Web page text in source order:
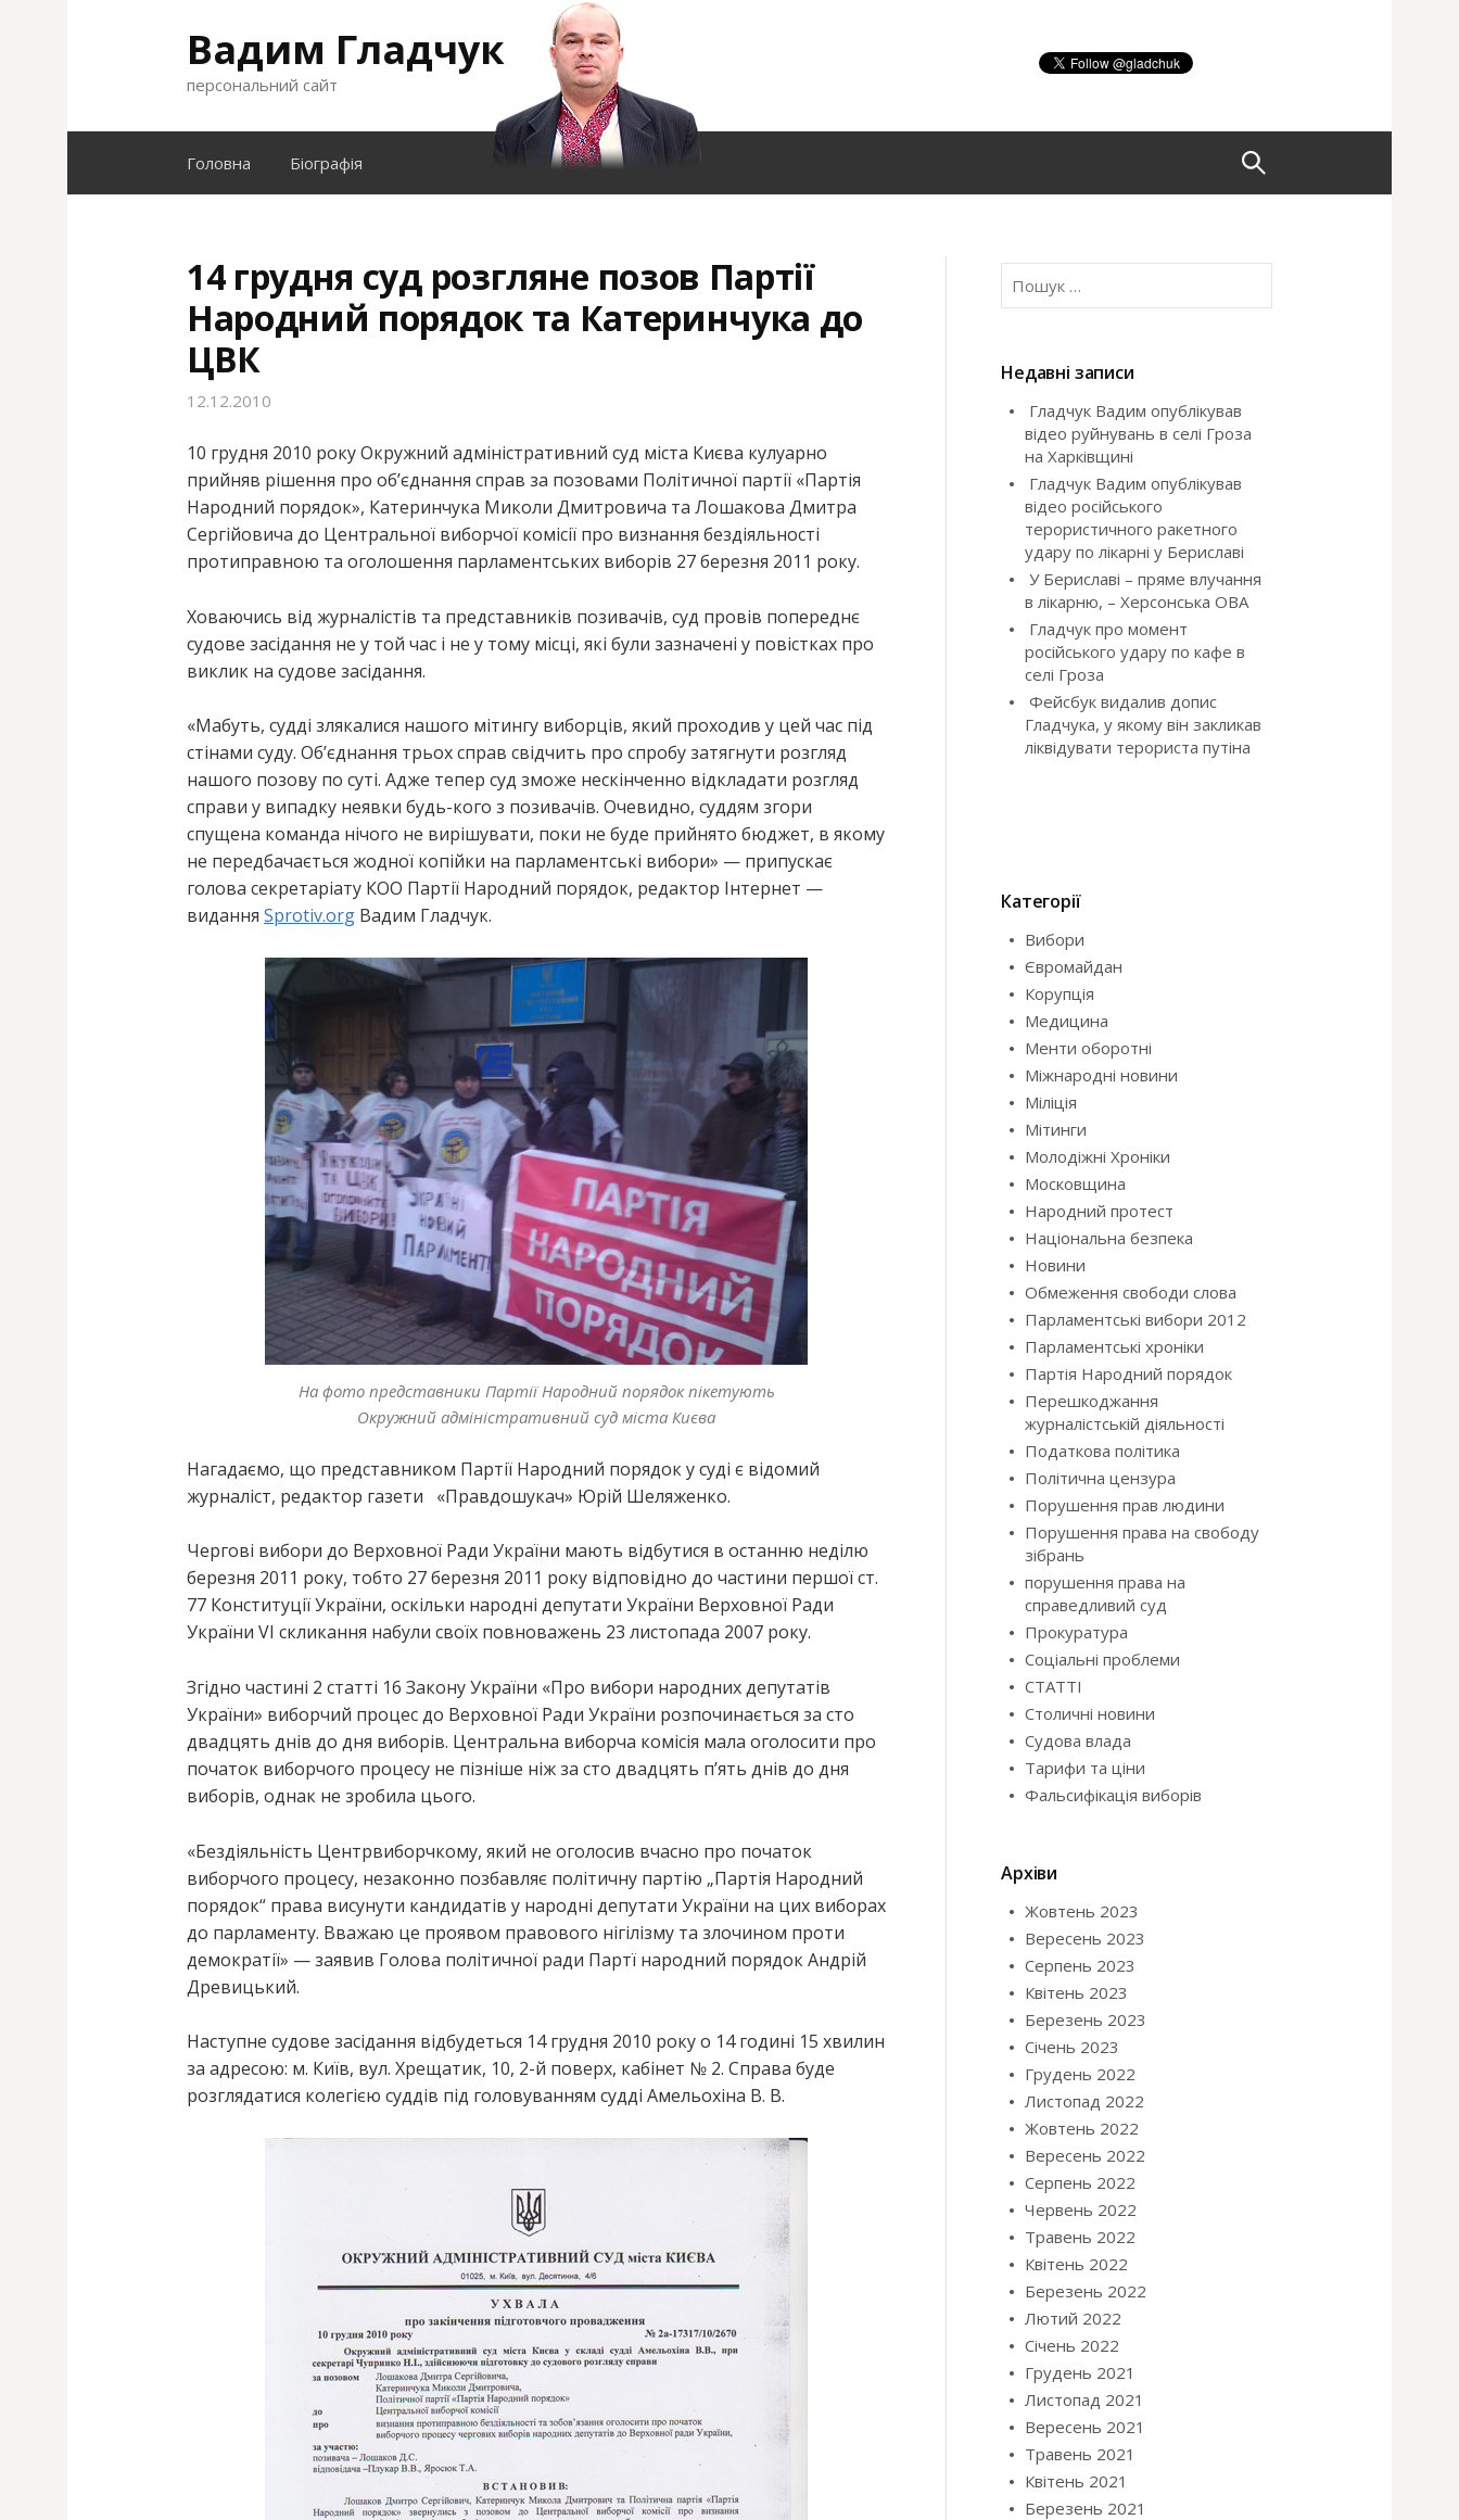
o
Вадим Гладчук
персональний сайт
Головна Біографія П
к
:
14 грудня суд розгляне позов Партії
Народний порядок та Катеринчука до
ЦВК
12.12.2010
10 грудня 2010 року Окружний адміністративний суд міста Києва кулуарно
прийняв рішення про об’єднання справ за позовами Політичної партії «Партія
Народний порядок», Катеринчука Миколи Дмитровича та Лошакова Дмитра
Сергійовича до Центральної виборчої комісії про визнання бездіяльності
протиправною та оголошення парламентських виборів 27 березня 2011 року.
Ховаючись від журналістів та представників позивачів, суд провів попереднє
судове засідання не у той час і не у тому місці, які були зазначені у повістках про
виклик на судове засідання.
«Мабуть, судді злякалися нашого мітингу виборців, який проходив у цей час під
стінами суду. Об’єднання трьох справ свідчить про спробу затягнути розгляд
нашого позову по суті. Адже тепер суд зможе нескінченно відкладати розгляд
справи у випадку неявки будь-кого з позивачів. Очевидно, суддям згори
спущена команда нічого не вирішувати, поки не буде прийнято бюджет, в якому
не передбачається жодної копійки на парламентські вибори» — припускає
голова секретаріату КОО Партії Народний порядок, редактор Інтернет —
видання Sprotiv.org Вадим Гладчук.
На фото представники Партії Народний порядок пікетують
Окружний адміністративний суд міста Києва
Нагадаємо, що представником Партії Народний порядок у суді є відомий
журналіст, редактор газети «Правдошукач» Юрій Шеляженко.
Чергові вибори до Верховної Ради України мають відбутися в останню неділю
березня 2011 року, тобто 27 березня 2011 року відповідно до частини першої ст.
77 Конституції України, оскільки народні депутати України Верховної Ради
України VI скликання набули своїх повноважень 23 листопада 2007 року.
Згідно частині 2 статті 16 Закону України «Про вибори народних депутатів
України» виборчий процес до Верховної Ради України розпочинається за сто
двадцять днів до дня виборів. Центральна виборча комісія мала оголосити про
початок виборчого процесу не пізніше ніж за сто двадцять п’ять днів до дня
виборів, однак не зробила цього.
«Бездіяльність Центрвиборчкому, який не оголосив вчасно про початок
виборчого процесу, незаконно позбавляє політичну партію „Партія Народний
порядок“ права висунути кандидатів у народні депутати України на цих виборах
до парламенту. Вважаю це проявом правового нігілізму та злочином проти
демократії» — заявив Голова політичної ради Партї народний порядок Андрій
Древицький.
Наступне судове засідання відбудеться 14 грудня 2010 року о 14 годині 15 хвилин
за адресою: м. Київ, вул. Хрещатик, 10, 2-й поверх, кабінет № 2. Справа буде
розглядатися колегією суддів під головуванням судді Амельохіна В. В.
П
кНедавні записи
Гладчук Вадим опублікував
відео руйнувань в селі Гроза
на Харківщині
Гладчук Вадим опублікував
відео російського
терористичного ракетного
удару по лікарні у Бериславі
У Бериславі – пряме влучання
в лікарню, – Херсонська ОВА
Гладчук про момент
російського удару по кафе в
селі Гроза
Фейсбук видалив допис
Гладчука, у якому він закликав
ліквідувати терориста путіна
Категорії
Вибори
Євромайдан
Корупція
Медицина
Менти оборотні
Міжнародні новини
Міліція
Мітинги
Молодіжні Хроніки
Московщина
Народний протест
Національна безпека
Новини
Обмеження свободи слова
Парламентські вибори 2012
Парламентські хроніки
Партія Народний порядок
Перешкоджання
журналістській діяльності
Податкова політика
Політична цензура
Порушення прав людини
Порушення права на свободу
зібрань
порушення права на
справедливий суд
Прокуратура
Соціальні проблеми
СТАТТІ
Столичні новини
Судова влада
Тарифи та ціни
Фальсифікація виборів
Архіви
Жовтень 2023
Вересень 2023
Серпень 2023
Квітень 2023
Березень 2023
Січень 2023
Грудень 2022
Листопад 2022
Жовтень 2022
Вересень 2022
Серпень 2022
Червень 2022
Травень 2022
Квітень 2022
Березень 2022
Лютий 2022
Січень 2022
Грудень 2021
Листопад 2021
Вересень 2021
Травень 2021
Квітень 2021
Березень 2021